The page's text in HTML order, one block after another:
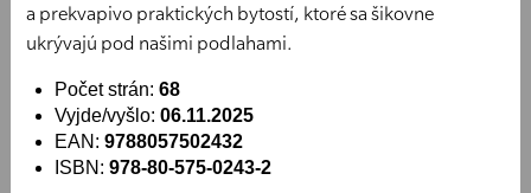
a prekvapivo praktických bytostí, ktoré sa šikovne
ukrývajú pod našimi podlahami.
Počet strán: 68
Vyjde/vyšlo: 06.11.2025
EAN: 9788057502432
ISBN: 978-80-575-0243-2